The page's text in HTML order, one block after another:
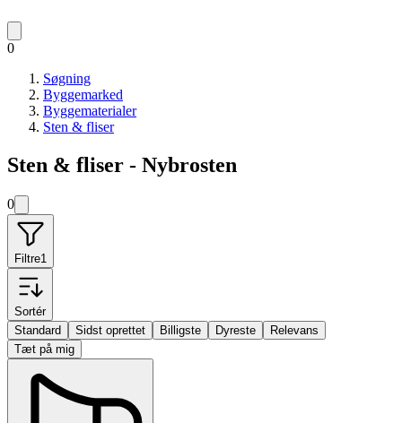
0
Søgning
Byggemarked
Byggematerialer
Sten & fliser
Sten & fliser - Nybrosten
0
Filtre1
Sortér
Standard
Sidst oprettet Billigste Dyreste
Relevans
Tæt på mig